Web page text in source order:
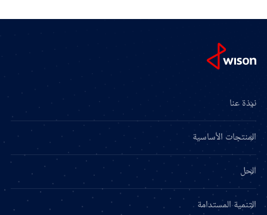
نبذة عنا
المنتجات الأساسية
الحل
التنمية المستدامة